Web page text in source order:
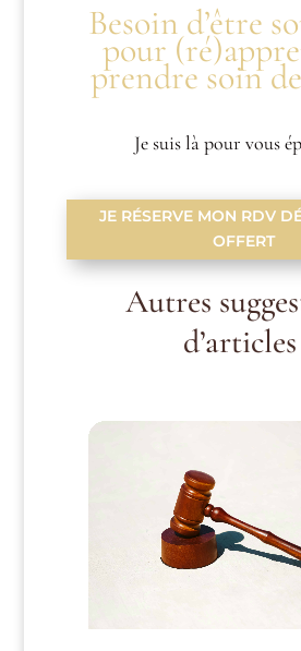
Besoin d’être
pour
prendresoin
Je suis là pour vous
JE RÉSERVE MON RDV
OFFERT
Autres
d’articles